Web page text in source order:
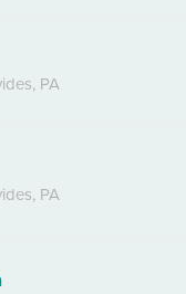
, PA
, PA